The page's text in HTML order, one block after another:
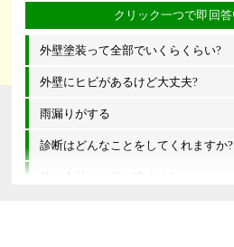
外壁塗装って全部でいくらくらい?
外壁にヒビがあるけど大丈夫?
雨漏りがする
診断はどんなことをしてくれますか?
他の会社とは何が違うの?